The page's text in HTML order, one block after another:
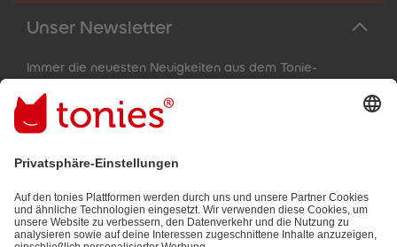
Unser Newsletter
Immer die neuesten Neuigkeiten aus dem Tonie-
E-Mail-Addresse
Mit dem Absenden abonnierst du unseren E-Mail-Newsletter, der
informationen) und den von dir zu Werbezwecken bereitgestellten
Interaktionsinformationen (z.B. Abspielinformationen) basiert. Du
kannst den Newsletter jederzeit kostenlos abbestellen.
Datenschutzbestimmungen.